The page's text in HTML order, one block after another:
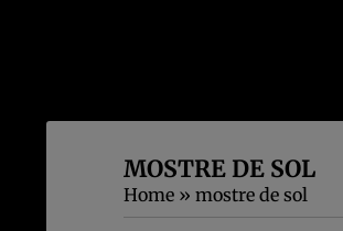
MOSTRE DE SOL
Home » mostre de sol